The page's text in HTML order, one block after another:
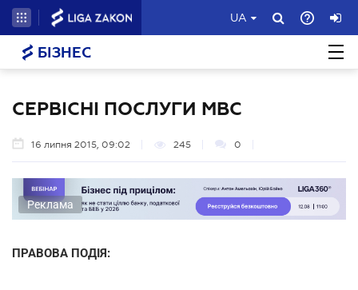
UA
БІЗНЕС
СЕРВІСНІ ПОСЛУГИ МВС
16 липня 2015, 09:02 245 0
Реклама
ПРАВОВА ПОДІЯ: